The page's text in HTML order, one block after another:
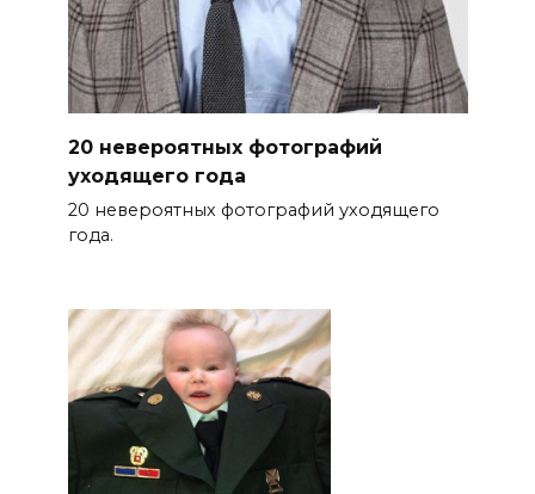
20 невероятных фотографий
уходящего года
20 невероятных фотографий уходящего
года.